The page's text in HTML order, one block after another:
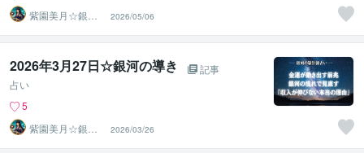
紫園美月☆銀河
の羅針盤で導く
人生のナビ
2026/05/06
2026年3月27日☆銀河の導き
記事
占い
5
紫園美月☆銀河
の羅針盤で導く
人生のナビ
2026/03/26